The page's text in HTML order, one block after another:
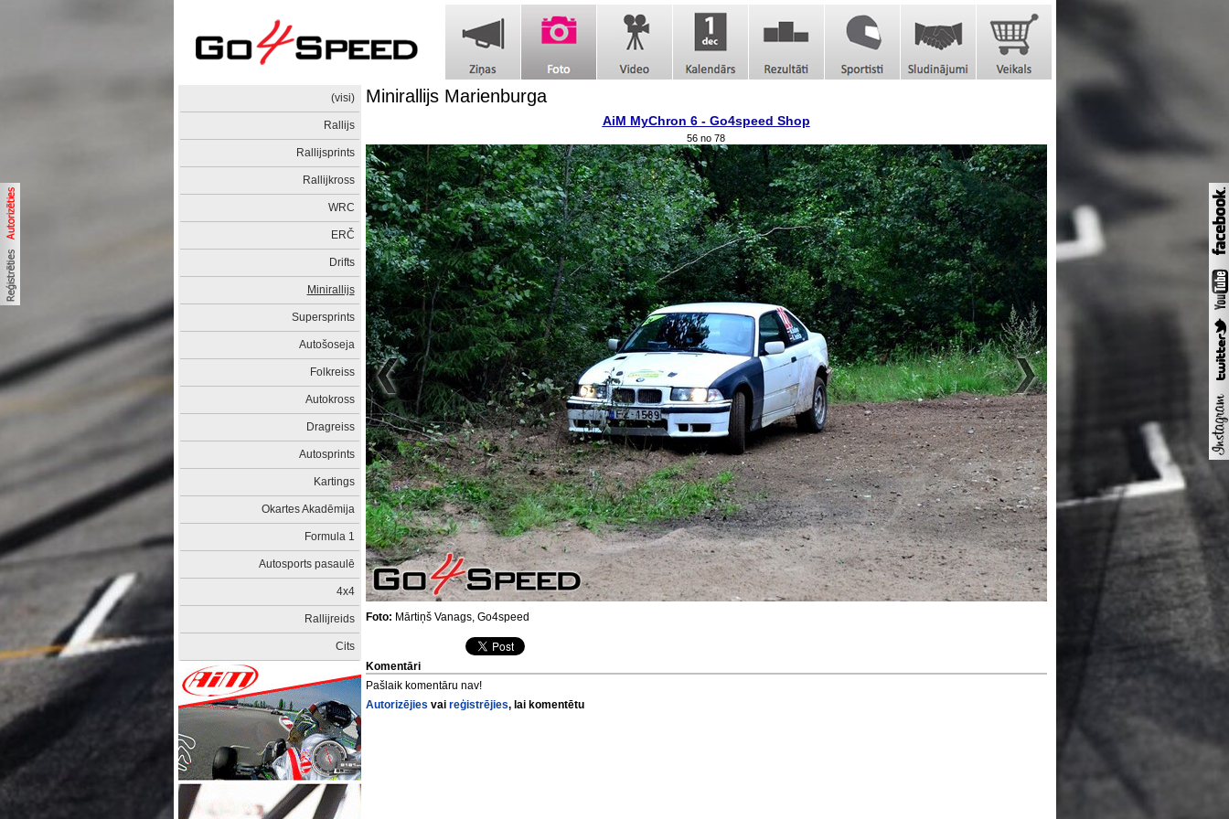
(visi)
Rallijs
Rallijsprints
Rallijkross
WRC
ERČ
Drifts
Minirallijs
Supersprints
Autošoseja
Folkreiss
Autokross
Dragreiss
Autosprints
Kartings
Okartes Akadēmija
Formula 1
Autosports pasaulē
4x4
Rallijreids
Cits
Minirallijs Marienburga
AiM MyChron 6 - Go4speed Shop
56 no 78
Foto: Mārtiņš Vanags, Go4speed
Komentāri
Pašlaik komentāru nav!
Autorizējies vai reģistrējies, lai komentētu